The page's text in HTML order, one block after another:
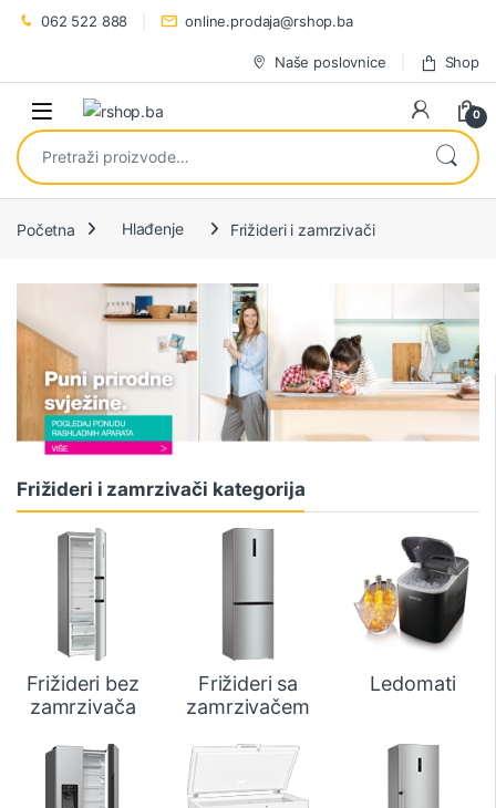
Preskoči na navigaciju
Preskoči na sadržaj
062 522 888 online.prodaja@rshop.ba
Naše poslovnice Shop
0
Pretraži:
Početna Hlađenje Frižideri i zamrzivači
Frižideri i zamrzivači kategorija
Frižideri bez
zamrzivača
Frižideri sa
zamrzivačem
Ledomati